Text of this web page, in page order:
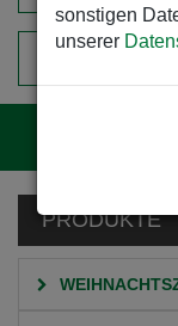
sonstigen
unserer
PRODUKTE